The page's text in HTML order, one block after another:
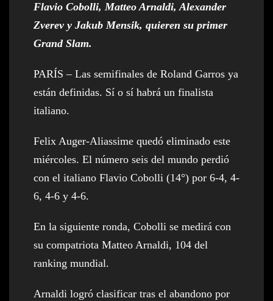
Flavio Cobolli, Matteo Arnaldi, Alexander
Zverev y Jakub Mensik, quieren su primer
Grand Slam.
PARÍS – Las semifinales de Roland Garros ya
están definidas. Sí o sí habrá un finalista
italiano.
Felix Auger-Aliassime quedó eliminado este
miércoles. El número seis del mundo perdió
con el italiano Flavio Cobolli (14°) por 6-4, 4-
6, 4-6 y 4-6.
En la siguiente ronda, Cobolli se medirá con
su compatriota Matteo Arnaldi, 104 del
ranking mundial.
Arnaldi logró clasificar tras el abandono por